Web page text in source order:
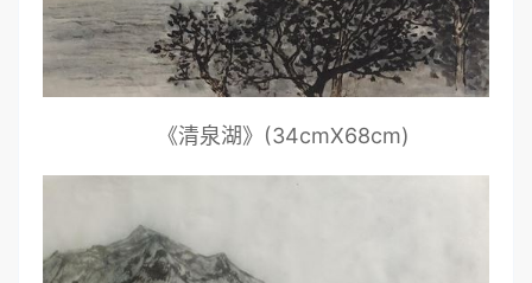
《清泉湖》(34cmX68cm)